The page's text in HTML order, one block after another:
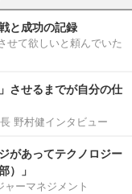
と成功の記録
せて欲しいと頼んでいた
させるまでが自分の仕
野村健インタビュー
があってテクノロジー
）」
ーマネジメント